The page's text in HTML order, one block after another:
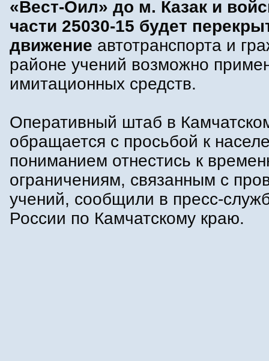
«Вест-Оил» до м. Казак и
части 25030-15 будет
движение автотранспорта и
районе учений возможно
имитационных средств.
Оперативный штаб в
обращается с просьбой к
пониманием отнестись к
ограничениям, связанным с
учений, сообщили в пресс-
России по Камчатскому краю.